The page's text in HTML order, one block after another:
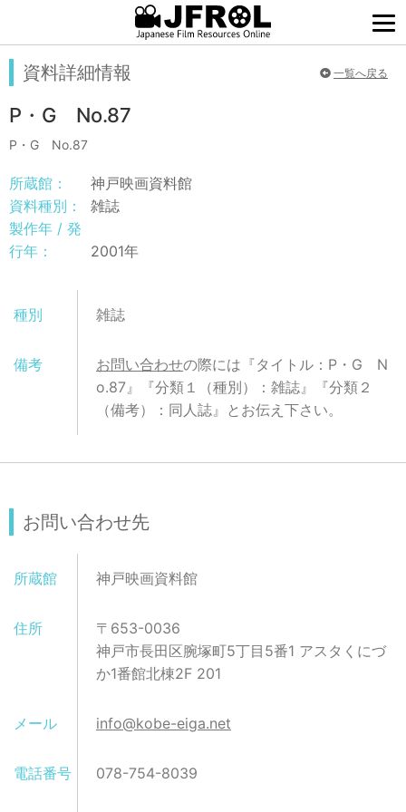
資料詳細情報 一覧へ戻る
P・G No.87
P・G No.87
所蔵館：
神戸映画資料館
資料種別：
雑誌
製作年 / 発
行年：
2001年
種別 雑誌
備考 お問い合わせの際には『タイトル：P・G N
o.87』『分類１（種別）：雑誌』『分類２
（備考）：同人誌』とお伝え下さい。
お問い合わせ先
所蔵館 神戸映画資料館
住所
〒653-0036
神戸市長田区腕塚町5丁目5番1 アスタくにづ
か1番館北棟2F 201
メール info@kobe-eiga.net
電話番号 078-754-8039